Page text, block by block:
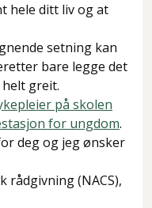
hele ditt liv og at
setning kan
bare legge det
greit.
på skolen
for ungdom.
deg og jeg ønsker
rådgivning (NACS),